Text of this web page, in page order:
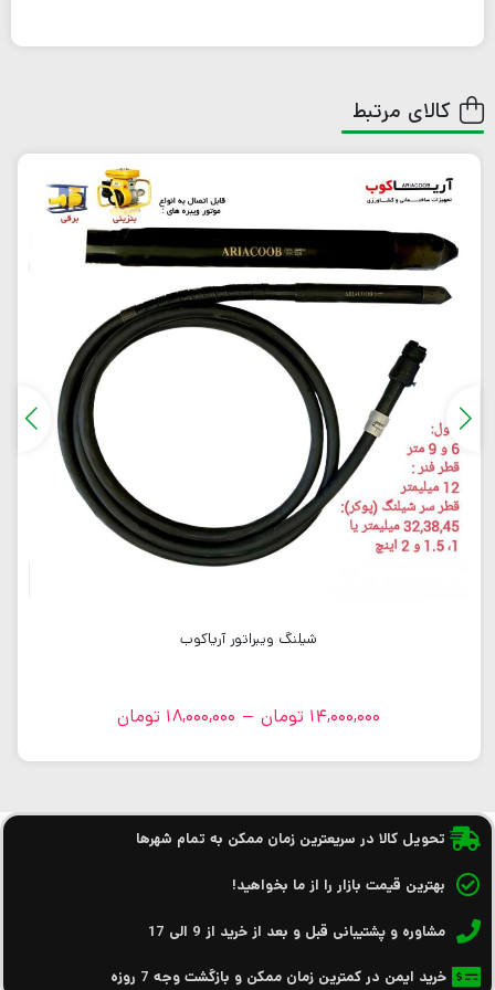
کالای مرتبط
شیلنگ ویبراتور آریاکوب
14,000,000 تومان –
18,000,000 تومان
تحویل کالا در سریعترین زمان ممکن به تمام شهرها
بهترین قیمت بازار را از ما بخواهید!
مشاوره و پشتیبانی قبل و بعد از خرید از 9 الی 17
خرید ایمن در کمترین زمان ممکن و بازگشت وجه 7 روزه